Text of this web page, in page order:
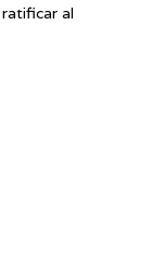
al